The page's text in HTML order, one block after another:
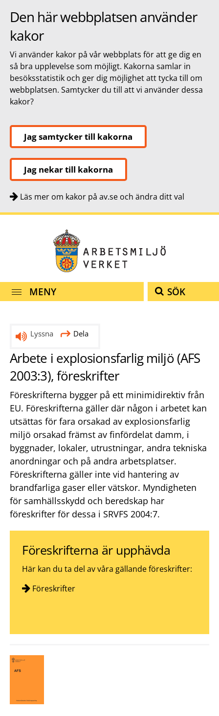
Den här webbplatsen använder
kakor
Vi använder kakor på vår webbplats för att ge dig en
så bra upplevelse som möjligt. Kakorna samlar in
besöksstatistik och ger dig möjlighet att tycka till om
webbplatsen. Samtycker du till att vi använder dessa
kakor?
Jag samtycker till kakorna
Jag nekar till kakorna
Läs mer om kakor på av.se och ändra ditt val
MENY SÖK
Lyssna Dela
Arbete i explosionsfarlig miljö (AFS
2003:3), föreskrifter
Föreskrifterna bygger på ett minimidirektiv från
EU. Föreskrifterna gäller där någon i arbetet kan
utsättas för fara orsakad av explosionsfarlig
miljö orsakad främst av finfördelat damm, i
byggnader, lokaler, utrustningar, andra tekniska
anordningar och på andra arbetsplatser.
Föreskrifterna gäller inte vid hantering av
brandfarliga gaser eller vätskor. Myndigheten
för samhällsskydd och beredskap har
föreskrifter för dessa i SRVFS 2004:7.
Föreskrifterna är upphävda
Här kan du ta del av våra gällande föreskrifter:
Föreskrifter